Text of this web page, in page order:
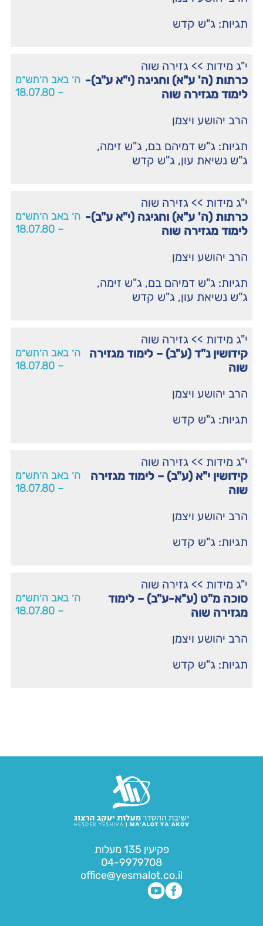
תגיות: ג"ש קדש
י"ג מידות >> גזירה שוה
כרתות (ה' ע"א) וחגיגה (י"א ע"ב)-
לימוד מגזירה שוה
הרב יהושע ויצמן
תגיות: ג"ש דמיהם בם, ג"ש זימה,
ג"ש נשיאת עון, ג"ש קדש
ה׳ באב ה׳תש״מ
– 18.07.80
י"ג מידות >> גזירה שוה
כרתות (ה' ע"א) וחגיגה (י"א ע"ב)-
לימוד מגזירה שוה
הרב יהושע ויצמן
תגיות: ג"ש דמיהם בם, ג"ש זימה,
ג"ש נשיאת עון, ג"ש קדש
ה׳ באב ה׳תש״מ
– 18.07.80
י"ג מידות >> גזירה שוה
קידושין נ"ד (ע"ב) – לימוד מגזירה
שוה
הרב יהושע ויצמן
תגיות: ג"ש קדש
ה׳ באב ה׳תש״מ
– 18.07.80
י"ג מידות >> גזירה שוה
קידושין י"א (ע"ב) – לימוד מגזירה
שוה
הרב יהושע ויצמן
תגיות: ג"ש קדש
ה׳ באב ה׳תש״מ
– 18.07.80
י"ג מידות >> גזירה שוה
סוכה מ"ט (ע"א-ע"ב) – לימוד
מגזירה שוה
הרב יהושע ויצמן
תגיות: ג"ש קדש
ה׳ באב ה׳תש״מ
– 18.07.80
פקיעין 135 מעלות
04-9979708
office@yesmalot.co.il